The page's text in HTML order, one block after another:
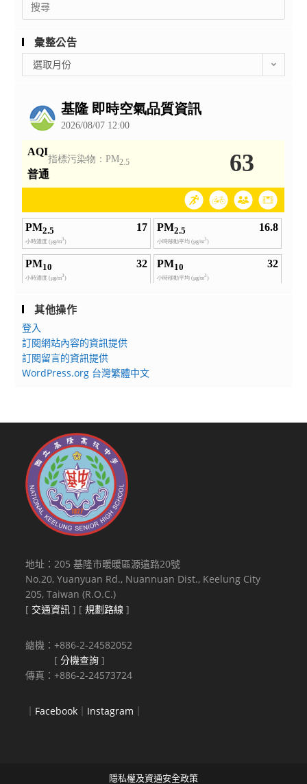
for:
彙整公告
整
選取月份
其他操作
登入
訂閱網站內容的資訊提供
訂閱留言的資訊提供
WordPress.org 台灣繁體中文
地址：205 基隆市暖暖區源遠路20號
No.20, Yuanyuan Rd., Nuannuan Dist., Keelung City
205, Taiwan (R.O.C.)
[ 交通資訊 ] [規劃路線 ]
總機：+886-2-24582052
[分機查詢 ]
傳真：+886-2-24573724
｜ Facebook ｜ Instagram ｜
隱私權及資通安全政策